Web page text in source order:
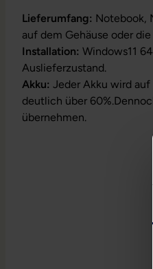
Lieferumfang: Notebook,
auf dem Gehäuse oder
Installation: Windows11
Auslieferzustand.
Akku: Jeder Akku wird
deutlich über
übernehmen.